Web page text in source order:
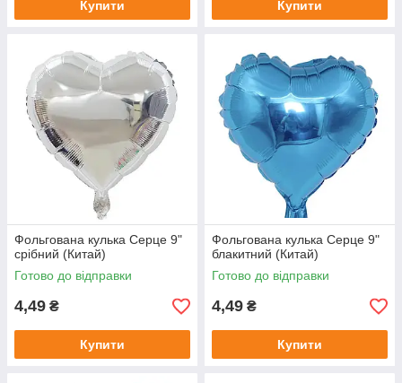
Купити Купити
Фольгована кулька Серце 9"
срібний (Китай)
Готово до відправки
4,49 ₴
Купити
Фольгована кулька Серце 9"
блакитний (Китай)
Готово до відправки
4,49 ₴
Купити